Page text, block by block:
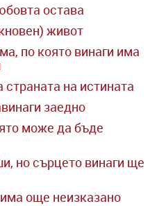
остава
живот
по която винаги има
на истината
заедно
може да бъде
но сърцето винаги ще
още неизказано